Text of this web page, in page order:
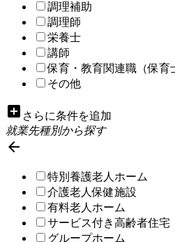
調理補助
調理師
栄養士
講師
保育・教育関連職（保育
その他
add_box さらに条件を追加
就業先種別から探す

特別養護老人ホーム
介護老人保健施設
有料老人ホーム
サービス付き高齢者住宅
グループホーム